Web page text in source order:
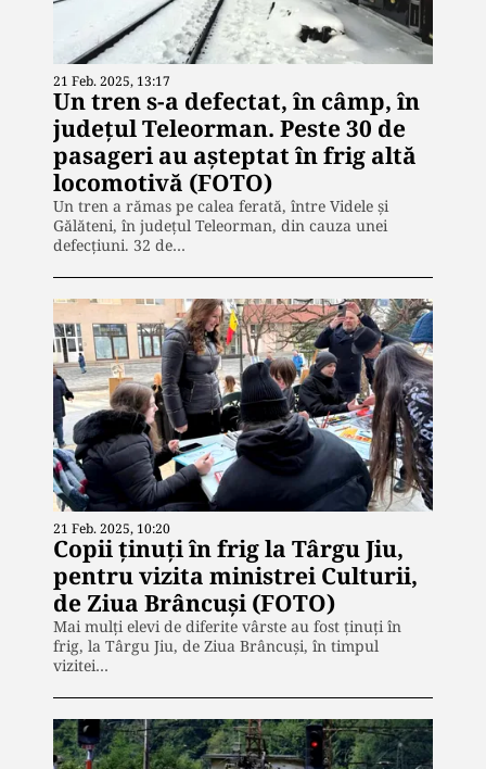
21 Feb. 2025, 13:17
Un tren s-a defectat, în câmp, în
judeţul Teleorman. Peste 30 de
pasageri au aşteptat în frig altă
locomotivă (FOTO)
Un tren a rămas pe calea ferată, între Videle şi
Gălăteni, în judeţul Teleorman, din cauza unei
defecţiuni. 32 de…
21 Feb. 2025, 10:20
Copii ținuți în frig la Târgu Jiu,
pentru vizita ministrei Culturii,
de Ziua Brâncuși (FOTO)
Mai mulţi elevi de diferite vârste au fost ţinuţi în
frig, la Târgu Jiu, de Ziua Brâncuşi, în timpul
vizitei…